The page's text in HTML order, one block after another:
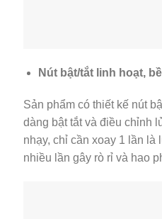
Nút bật/tắt linh hoạt,
Sản phẩm có thiết kế nút
dàng bật tắt và điều chỉnh
nhạy, chỉ cần xoay 1 lần là
nhiều lần gây rò rỉ và hao